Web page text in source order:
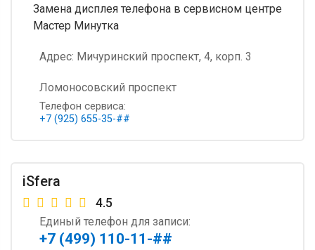
Замена дисплея телефона в сервисном центре
Мастер Минутка
Адрес: Мичуринский проспект, 4, корп. 3
Ломоносовский проспект
Телефон сервиса:
+7 (925) 655-35-##
iSfera
4.5
Единый телефон для записи:
+7 (499) 110-11-##